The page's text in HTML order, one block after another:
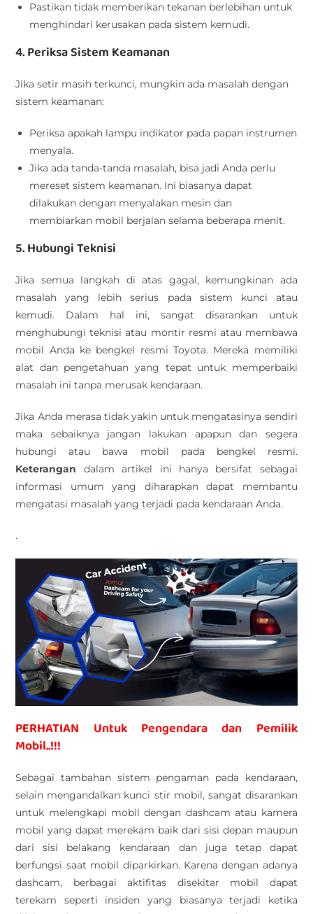
Pastikan tidak memberikan tekanan berlebihan untuk
menghindari kerusakan pada sistem kemudi.
4. Periksa Sistem Keamanan
Jika setir masih terkunci, mungkin ada masalah dengan
sistem keamanan:
Periksa apakah lampu indikator pada papan instrumen
menyala.
Jika ada tanda-tanda masalah, bisa jadi Anda perlu
mereset sistem keamanan. Ini biasanya dapat
dilakukan dengan menyalakan mesin dan
membiarkan mobil berjalan selama beberapa menit.
5. Hubungi Teknisi
Jika semua langkah di atas gagal, kemungkinan ada
masalah yang lebih serius pada sistem kunci atau
kemudi. Dalam hal ini, sangat disarankan untuk
menghubungi teknisi atau montir resmi atau membawa
mobil Anda ke bengkel resmi Toyota. Mereka memiliki
alat dan pengetahuan yang tepat untuk memperbaiki
masalah ini tanpa merusak kendaraan.
Jika Anda merasa tidak yakin untuk mengatasinya sendiri
maka sebaiknya jangan lakukan apapun dan segera
hubungi atau bawa mobil pada bengkel resmi.
Keterangan dalam artikel ini hanya bersifat sebagai
informasi umum yang diharapkan dapat membantu
mengatasi masalah yang terjadi pada kendaraan Anda.
.
PERHATIAN Untuk Pengendara dan Pemilik
Mobil..!!!
Sebagai tambahan sistem pengaman pada kendaraan,
selain mengandalkan kunci stir mobil, sangat disarankan
untuk melengkapi mobil dengan dashcam atau kamera
mobil yang dapat merekam baik dari sisi depan maupun
dari sisi belakang kendaraan dan juga tetap dapat
berfungsi saat mobil diparkirkan. Karena dengan adanya
dashcam, berbagai aktifitas disekitar mobil dapat
terekam seperti insiden yang biasanya terjadi ketika